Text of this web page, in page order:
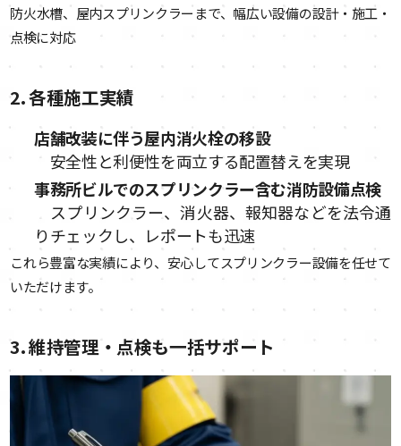
防火水槽、屋内スプリンクラーまで、幅広い設備の設計・施工・
点検に対応
2. 各種施工実績
店舗改装に伴う屋内消火栓の移設
安全性と利便性を両立する配置替えを実現
事務所ビルでのスプリンクラー含む消防設備点検
スプリンクラー、消火器、報知器などを法令通
りチェックし、レポートも迅速
これら豊富な実績により、安心してスプリンクラー設備を任せて
いただけます。
3. 維持管理・点検も一括サポート